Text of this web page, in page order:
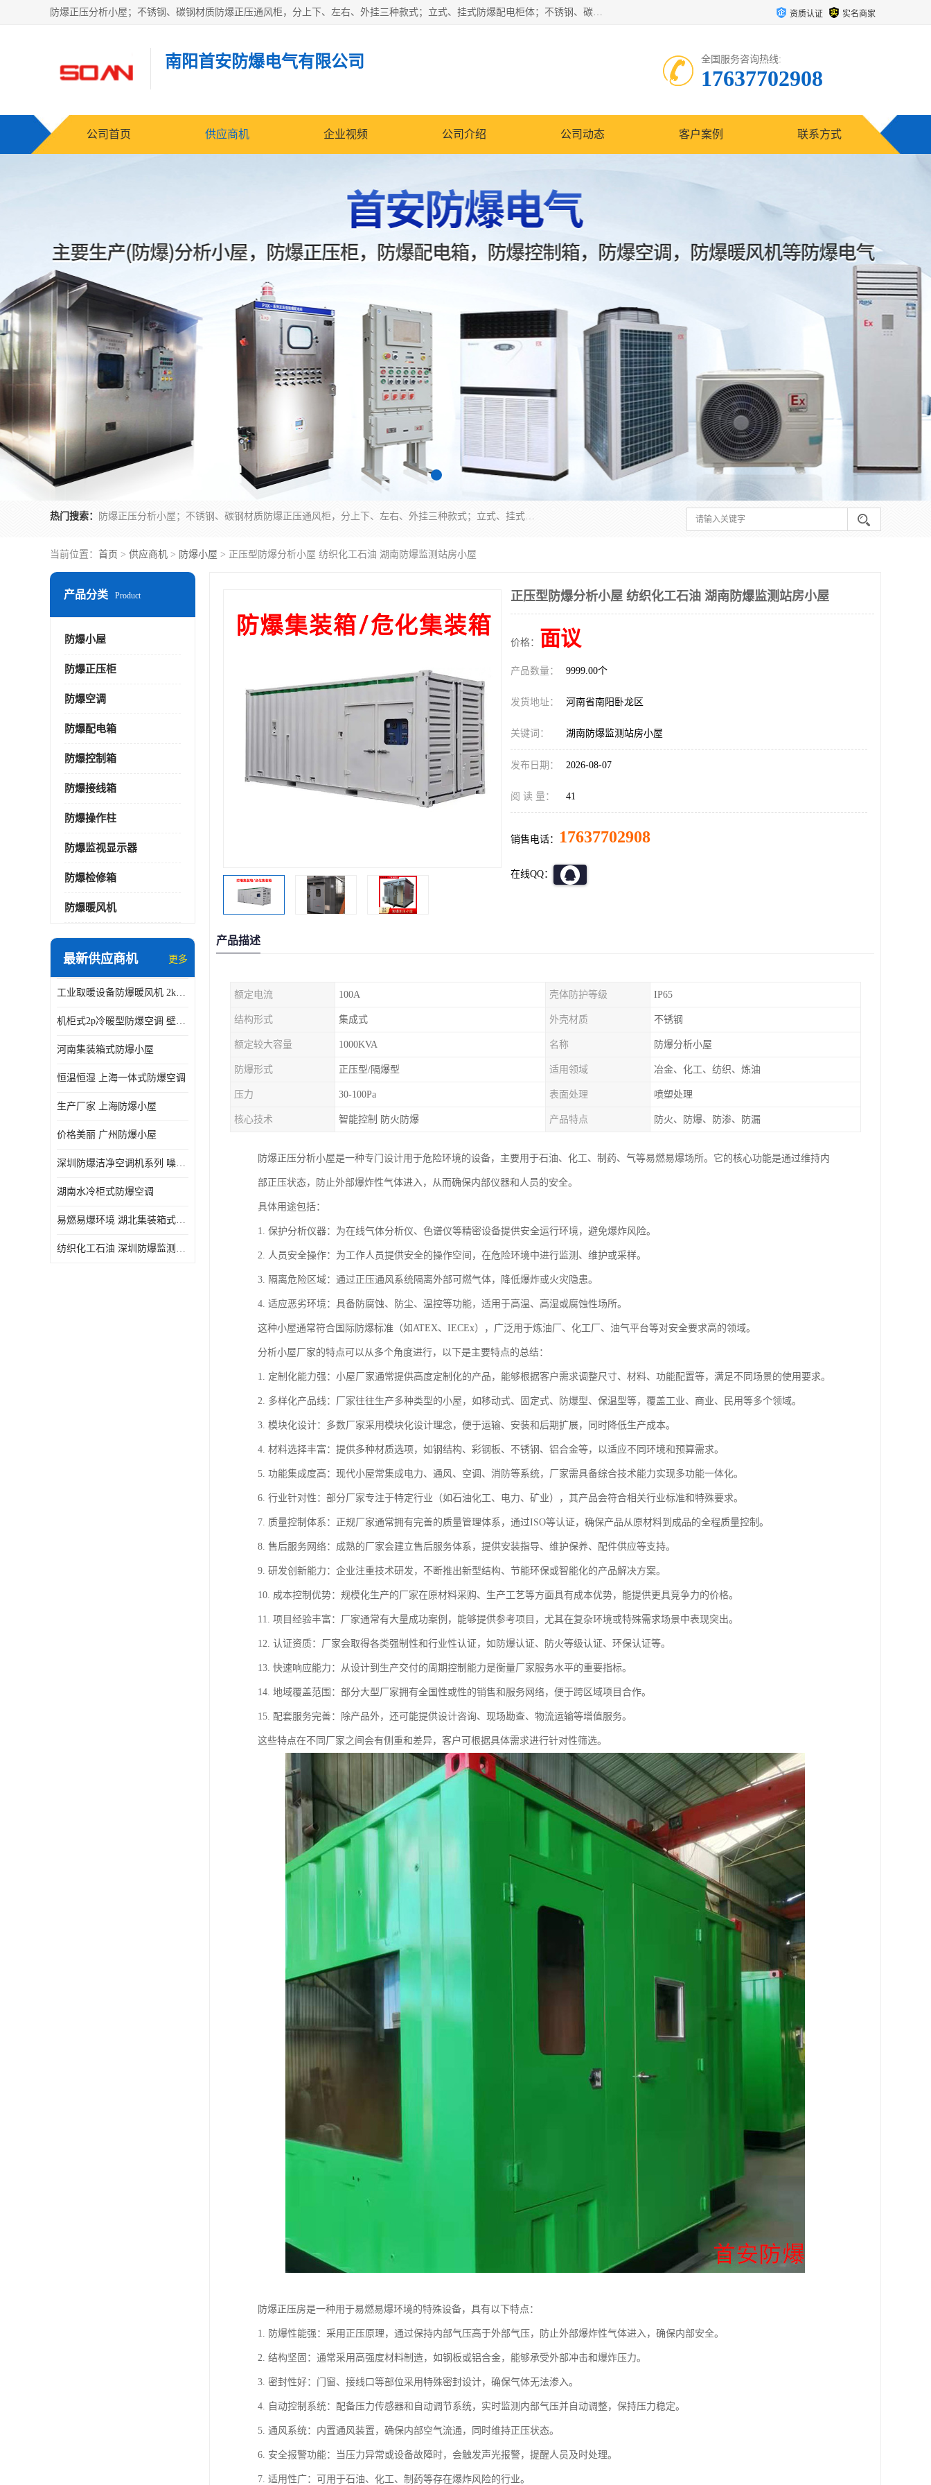
防爆正压分析小屋；不锈钢、碳钢材质防爆正压通风柜，分上下、左右、外挂三种款式；立式、挂式防爆配电柜体；不锈钢、碳钢防爆变频、磁力、星三角启动器；不锈钢、碳钢、铸铝防爆控制箱柜；可操作按键、多块式防爆仪表箱；多材质防爆接线箱；台式防爆电脑、防爆监视器。产品适配石油、化工、煤炭、电力、纺织、酿酒、航天、铁路、冶金、船舶、消防、市政等多行业工况使用。 资质认证 实名商家
南阳首安防爆电气有限公司 全国服务咨询热线:
17637702908
公司首页 供应商机 企业视频 公司介绍 公司动态 客户案例 联系方式
热门搜索： 防爆正压分析小屋；不锈钢、碳钢材质防爆正压通风柜，分上下、左右、外挂三种款式；立式、挂式防爆配电柜体；不锈钢、碳钢防爆变频、磁力、星三角启动器；不锈钢、碳钢、铸铝防爆控制箱柜；可操作按键、多块式防爆仪表箱；多材质防爆接线箱；台式防爆电脑、防爆监视器。产品适配石油、化工、煤炭、电力、纺织、酿酒、航天、铁路、冶金、船舶、消防、市政等多行业工况使用。
当前位置： 首页 > 供应商机 > 防爆小屋 > 正压型防爆分析小屋 纺织化工石油 湖南防爆监测站房小屋
产品分类 Product
防爆小屋
防爆正压柜
防爆空调
防爆配电箱
防爆控制箱
防爆接线箱
防爆操作柱
防爆监视显示器
防爆检修箱
防爆暖风机
最新供应商机 更多
工业取暖设备防爆暖风机 2kw-30kw 壁挂式、立式
机柜式2p冷暖型防爆空调 壁挂式防爆空调 定制厂家
河南集装箱式防爆小屋
恒温恒湿 上海一体式防爆空调
生产厂家 上海防爆小屋
价格美丽 广州防爆小屋
深圳防爆洁净空调机系列 噪音低
湖南水冷柜式防爆空调
易燃易爆环境 湖北集装箱式防爆小屋
纺织化工石油 深圳防爆监测小屋
正压型防爆分析小屋 纺织化工石油 湖南防爆监测站房小屋
价格： 面议
产品数量： 9999.00个
发货地址： 河南省南阳卧龙区
关键词： 湖南防爆监测站房小屋
发布日期： 2026-08-07
阅 读 量： 41
销售电话： 17637702908
在线QQ：
产品描述
额定电流 100A 壳体防护等级 IP65
结构形式 集成式 外壳材质 不锈钢
额定较大容量 1000KVA 名称 防爆分析小屋
防爆形式 正压型/隔爆型 适用领域 冶金、化工、纺织、炼油
压力 30-100Pa 表面处理 喷塑处理
核心技术 智能控制 防火防爆 产品特点 防火、防爆、防渗、防漏
防爆正压分析小屋是一种专门设计用于危险环境的设备，主要用于石油、化工、制药、气等易燃易爆场所。它的核心功能是通过维持内
部正压状态，防止外部爆炸性气体进入，从而确保内部仪器和人员的安全。
具体用途包括：
1. 保护分析仪器：为在线气体分析仪、色谱仪等精密设备提供安全运行环境，避免爆炸风险。
2. 人员安全操作：为工作人员提供安全的操作空间，在危险环境中进行监测、维护或采样。
3. 隔离危险区域：通过正压通风系统隔离外部可燃气体，降低爆炸或火灾隐患。
4. 适应恶劣环境：具备防腐蚀、防尘、温控等功能，适用于高温、高湿或腐蚀性场所。
这种小屋通常符合国际防爆标准（如ATEX、IECEx），广泛用于炼油厂、化工厂、油气平台等对安全要求高的领域。
分析小屋厂家的特点可以从多个角度进行，以下是主要特点的总结：
1. 定制化能力强：小屋厂家通常提供高度定制化的产品，能够根据客户需求调整尺寸、材料、功能配置等，满足不同场景的使用要求。
2. 多样化产品线：厂家往往生产多种类型的小屋，如移动式、固定式、防爆型、保温型等，覆盖工业、商业、民用等多个领域。
3. 模块化设计：多数厂家采用模块化设计理念，便于运输、安装和后期扩展，同时降低生产成本。
4. 材料选择丰富：提供多种材质选项，如钢结构、彩钢板、不锈钢、铝合金等，以适应不同环境和预算需求。
5. 功能集成度高：现代小屋常集成电力、通风、空调、消防等系统，厂家需具备综合技术能力实现多功能一体化。
6. 行业针对性：部分厂家专注于特定行业（如石油化工、电力、矿业），其产品会符合相关行业标准和特殊要求。
7. 质量控制体系：正规厂家通常拥有完善的质量管理体系，通过ISO等认证，确保产品从原材料到成品的全程质量控制。
8. 售后服务网络：成熟的厂家会建立售后服务体系，提供安装指导、维护保养、配件供应等支持。
9. 研发创新能力：企业注重技术研发，不断推出新型结构、节能环保或智能化的产品解决方案。
10. 成本控制优势：规模化生产的厂家在原材料采购、生产工艺等方面具有成本优势，能提供更具竞争力的价格。
11. 项目经验丰富：厂家通常有大量成功案例，能够提供参考项目，尤其在复杂环境或特殊需求场景中表现突出。
12. 认证资质：厂家会取得各类强制性和行业性认证，如防爆认证、防火等级认证、环保认证等。
13. 快速响应能力：从设计到生产交付的周期控制能力是衡量厂家服务水平的重要指标。
14. 地域覆盖范围：部分大型厂家拥有全国性或性的销售和服务网络，便于跨区域项目合作。
15. 配套服务完善：除产品外，还可能提供设计咨询、现场勘查、物流运输等增值服务。
这些特点在不同厂家之间会有侧重和差异，客户可根据具体需求进行针对性筛选。
防爆正压房是一种用于易燃易爆环境的特殊设备，具有以下特点：
1. 防爆性能强：采用正压原理，通过保持内部气压高于外部气压，防止外部爆炸性气体进入，确保内部安全。
2. 结构坚固：通常采用高强度材料制造，如钢板或铝合金，能够承受外部冲击和爆炸压力。
3. 密封性好：门窗、接线口等部位采用特殊密封设计，确保气体无法渗入。
4. 自动控制系统：配备压力传感器和自动调节系统，实时监测内部气压并自动调整，保持压力稳定。
5. 通风系统：内置通风装置，确保内部空气流通，同时维持正压状态。
6. 安全报警功能：当压力异常或设备故障时，会触发声光报警，提醒人员及时处理。
7. 适用性广：可用于石油、化工、制药等存在爆炸风险的行业。